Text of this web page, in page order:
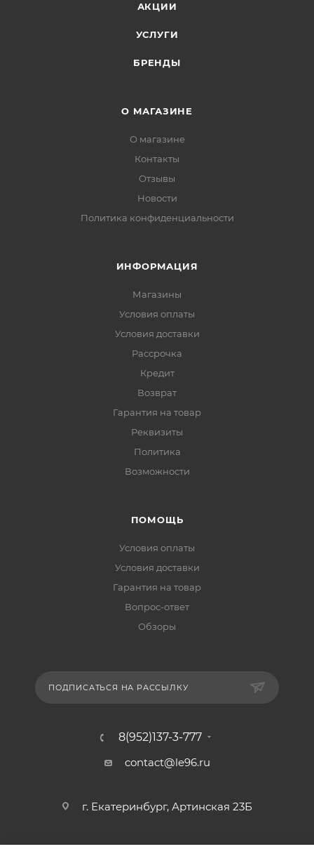
АКЦИИ
УСЛУГИ
БРЕНДЫ
О МАГАЗИНЕ
О магазине
Контакты
Отзывы
Новости
Политика конфиденциальности
ИНФОРМАЦИЯ
Магазины
Условия оплаты
Условия доставки
Рассрочка
Кредит
Возврат
Гарантия на товар
Реквизиты
Политика
Возможности
ПОМОЩЬ
Условия оплаты
Условия доставки
Гарантия на товар
Вопрос-ответ
Обзоры
ПОДПИСАТЬСЯ НА РАССЫЛКУ
8(952)137-3-777
contact@le96.ru
г. Екатеринбург, Артинская 23Б